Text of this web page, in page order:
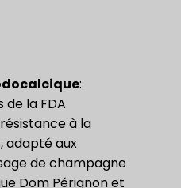
:
la FDA
à la
adapté aux
de champagne
Dom Pérignon et